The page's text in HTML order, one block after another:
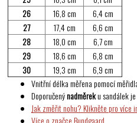
26
16,8 cm
6,4 cm
27
17,4 cm
6,6 cm
28
18,0 cm
6,7 cm
29
18,6 cm
6,8 cm
30
19,3 cm
6,9 cm
Vnitřní délka měřena pomocí
Doporučenýnadměreku sandálek
Jak změřit nohu? Klikněte pro více